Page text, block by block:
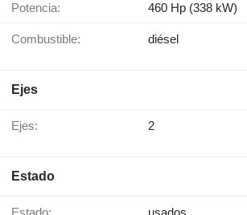
Potencia: 460 Hp (338 kW)
Combustible: diésel
Ejes
Ejes: 2
Estado